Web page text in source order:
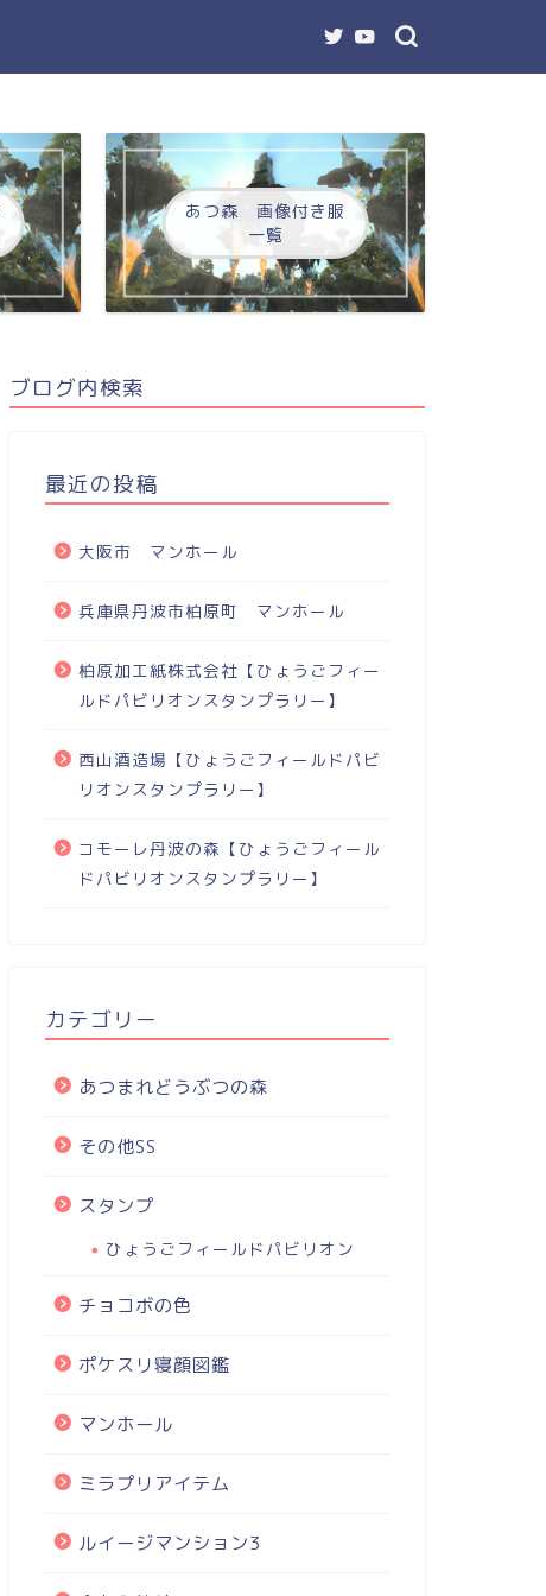
あつ森 画像付き服
一覧
ブログ内検索
最近の投稿
大阪市 マンホール
兵庫県丹波市柏原町 マンホール
柏原加工紙株式会社【ひょうごフィー
ルドパビリオンスタンプラリー】
西山酒造場【ひょうごフィールドパビ
リオンスタンプラリー】
コモーレ丹波の森【ひょうごフィール
ドパビリオンスタンプラリー】
カテゴリー
あつまれどうぶつの森
その他SS
スタンプ
ひょうごフィールドパビリオン
チョコボの色
ポケスリ寝顔図鑑
マンホール
ミラプリアイテム
ルイージマンション3